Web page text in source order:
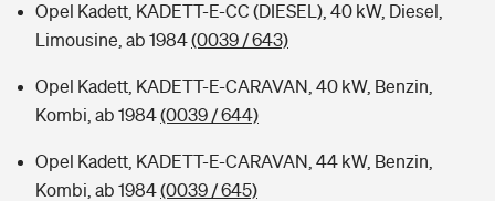
Opel Kadett, KADETT-E-CC (DIESEL), 40 kW, Diesel,
Limousine, ab 1984(0039 / 643)
Opel Kadett, KADETT-E-CARAVAN, 40 kW, Benzin,
Kombi, ab 1984(0039 / 644)
Opel Kadett, KADETT-E-CARAVAN, 44 kW, Benzin,
Kombi, ab 1984(0039 / 645)